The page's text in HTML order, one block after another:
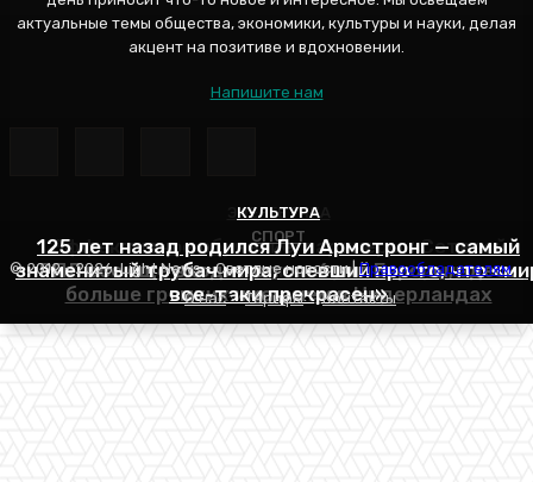
ЭНЕРГЕТИКА
Эффективное обучение: партнеры «Сетевой
компании» удваивают выпуск продукции и
снижают потери
СПОРТ
РПЛ все еще входит в топ-6 лиг Европы, здесь
больше громких имен, чем в Нидерландах
КУЛЬТУРА
125 лет назад родился Луи Армстронг — самый
знаменитый трубач мира, спевший про то, что
все-таки прекрасен»
актуальные темы общества, экономики, культуры и науки, делая
акцент на позитиве и вдохновении.
Напишите нам
© 2012 - 2026, Light News - Светлые новости |Правообладателям
О нас
Тарифы Контакты